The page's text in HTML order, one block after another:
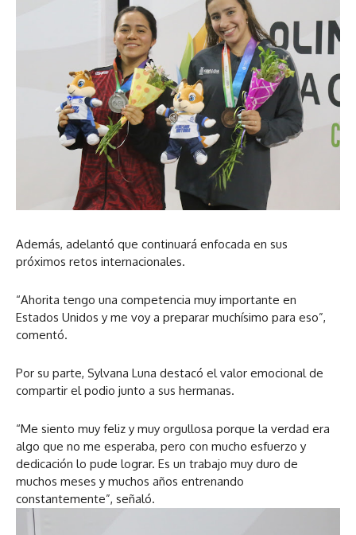
Además, adelantó que continuará enfocada en sus
próximos retos internacionales.
“Ahorita tengo una competencia muy importante en
Estados Unidos y me voy a preparar muchísimo para eso”,
comentó.
Por su parte, Sylvana Luna destacó el valor emocional de
compartir el podio junto a sus hermanas.
“Me siento muy feliz y muy orgullosa porque la verdad era
algo que no me esperaba, pero con mucho esfuerzo y
dedicación lo pude lograr. Es un trabajo muy duro de
muchos meses y muchos años entrenando
constantemente”, señaló.